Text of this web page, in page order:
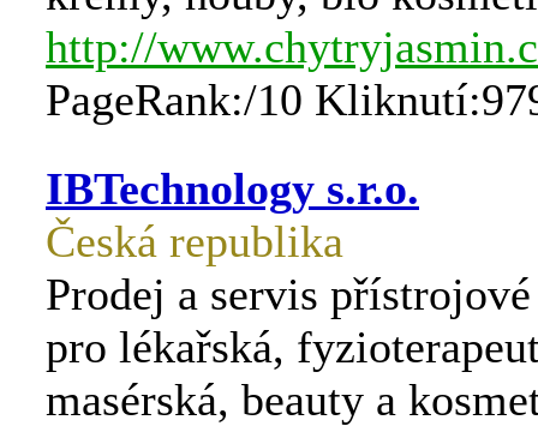
http://
PageRank:/10
IBTechnology s.r.o.
Česká republika
Prodej a servis
pro lékařská,
masérská, beauty a